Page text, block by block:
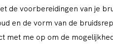
de voorbereidingen van je
en de vorm van de
met me op om de